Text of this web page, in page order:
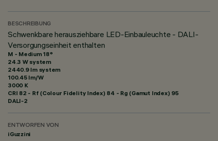
BESCHREIBUNG
Schwenkbare herausziehbare LED-Einbauleuchte - DALI-
Versorgungseinheit enthalten
M - Medium 18°
24.3 W system
2440.9 lm system
100.45 lm/W
3000 K
CRI 82 - Rf (Colour Fidelity Index) 84 - Rg (Gamut Index) 95
DALI-2
ENTWORFEN VON
iGuzzini